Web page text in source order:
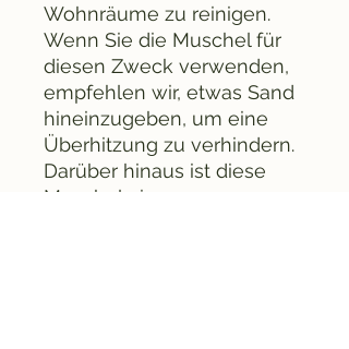
Wohnräume zu reinigen.
Wenn Sie die Muschel für
diesen Zweck verwenden,
empfehlen wir, etwas Sand
hineinzugeben, um eine
Überhitzung zu verhindern.
Darüber hinaus ist diese
Muschel ein